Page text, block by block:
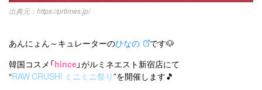
利用規約
お問い合わせ
オルチャンメイク twice 人気 アイドル
https://prtimes.jp/
あんにょん～キュレーターのひなの
です🐶
韓国コスメ「hince」がルミネエスト新宿店にて
“RAW CRUSH! ミニミニ祭り”を開催します🎵